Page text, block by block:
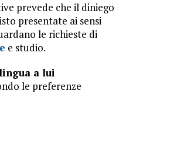
prevede che il diniego
presentate ai sensi
le richieste di
e studio.
a lui
le preferenze